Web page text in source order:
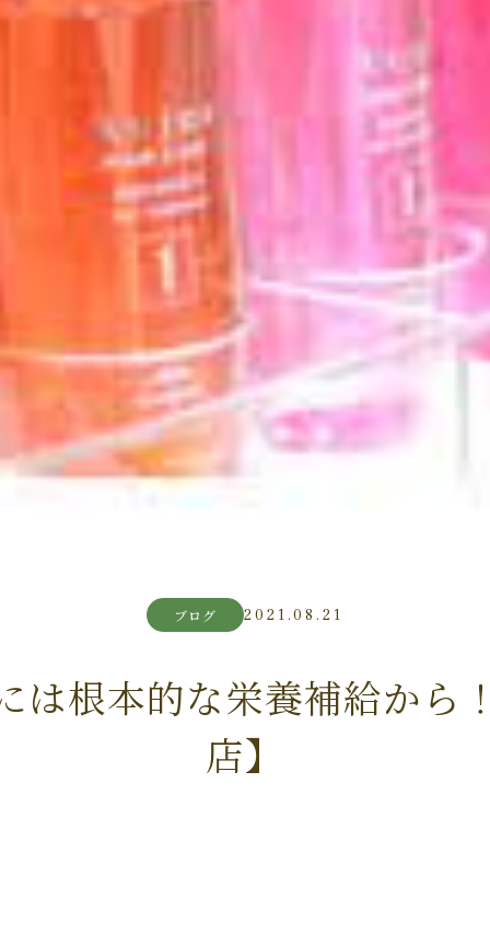
ブログ 2021.08.21
は根本的な栄養補給から
店】